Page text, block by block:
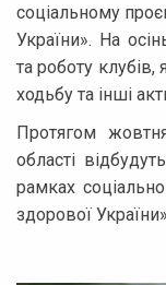
соціальному
України». На
та роботу клубів,
ходьбу та інші
Протягом
області
рамках
здорової